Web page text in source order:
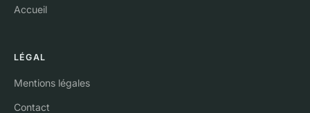
Accueil
LÉGAL
Mentions légales
Contact